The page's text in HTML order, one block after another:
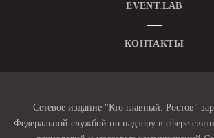
EVENT.LAB
КОНТАКТЫ
Сетевое издание "Кто главный. Ростов"
Федеральной службой по надзору в сфере